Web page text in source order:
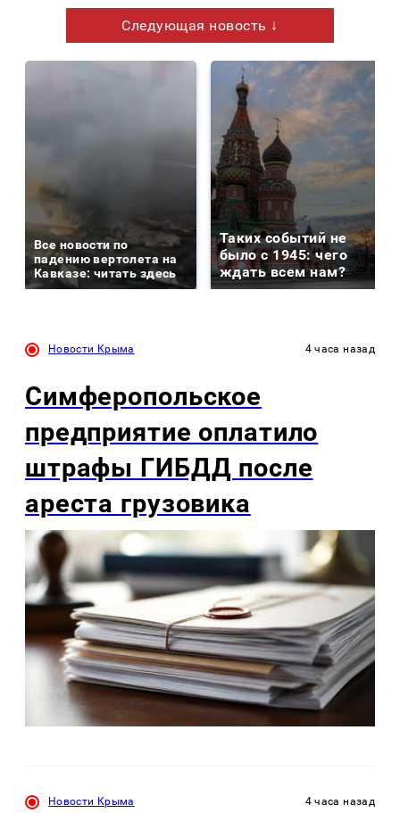
Следующая новость ↓
Все новости по
падению вертолета на
Кавказе: читать здесь
Таких событий не
было с 1945: чего
ждать всем нам?
Новости Крыма 4 часа назад
Симферопольское
предприятие оплатило
штрафы ГИБДД после
ареста грузовика
Новости Крыма 4 часа назад